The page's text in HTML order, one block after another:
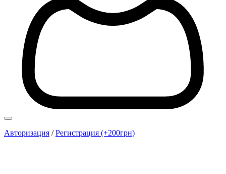
Авторизация /Регистрация (+200грн)